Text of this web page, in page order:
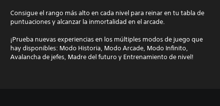
Consigue el rango más alto en cada nivel para reinar en tu tabla de
puntuaciones y alcanzar la inmortalidad en el arcade.
¡Prueba nuevas experiencias en los múltiples modos de juego que
hay disponibles: Modo Historia, Modo Arcade, Modo Infinito,
Avalancha de jefes, Madre del futuro y Entrenamiento de nivel!